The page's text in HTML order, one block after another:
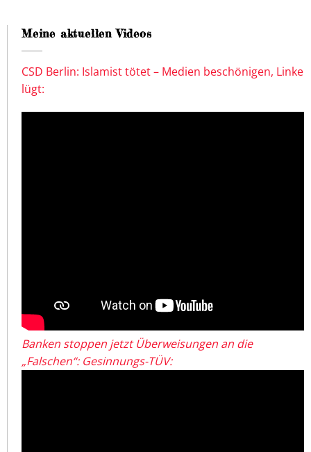
Meine aktuellen Videos
CSD Berlin: Islamist tötet – Medien beschönigen, Linke
lügt:
Banken stoppen jetzt Überweisungen an die
„Falschen“: Gesinnungs-TÜV: